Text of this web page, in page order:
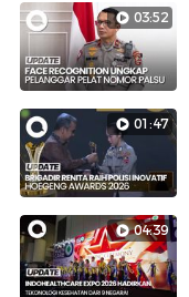
03:52
01:47
04:39